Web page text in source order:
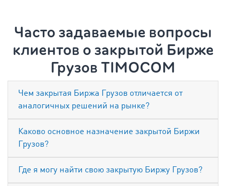
Часто задаваемые вопросы
клиентов о закрытой Бирже
Грузов TIMOCOM
Чем закрытая Биржа Грузов отличается от
аналогичных решений на рынке?
Каково основное назначение закрытой Биржи
Грузов?
Где я могу найти свою закрытую Биржу Грузов?